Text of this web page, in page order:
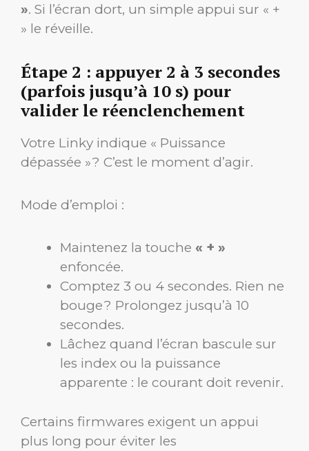
». Si l’écran dort, un simple appui sur « +
» le réveille.
Étape 2 : appuyer 2 à 3 secondes
(parfois jusqu’à 10 s) pour
valider le réenclenchement
Votre Linky indique « Puissance
dépassée » ? C’est le moment d’agir.
Mode d’emploi :
Maintenez la touche « + »
enfoncée.
Comptez 3 ou 4 secondes. Rien ne
bouge ? Prolongez jusqu’à 10
secondes.
Lâchez quand l’écran bascule sur
les index ou la puissance
apparente : le courant doit revenir.
Certains firmwares exigent un appui
plus long pour éviter les